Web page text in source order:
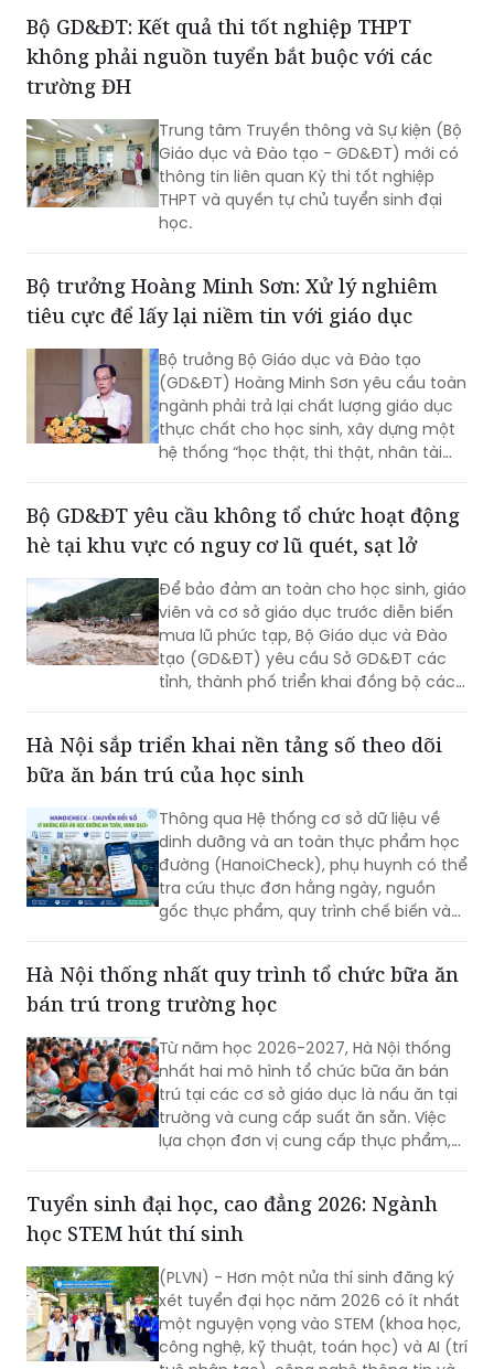
(CSGD) mầm non, tiểu học, trung học
cơ sở, trung học phổ thông và trường
chuyên biệt công lập trên địa bàn.
Bộ GD&ĐT: Kết quả thi tốt nghiệp THPT
không phải nguồn tuyển bắt buộc với các
trường ĐH
Trung tâm Truyền thông và Sự kiện (Bộ
Giáo dục và Đào tạo - GD&ĐT) mới có
THPT và quyền tự chủ tuyển sinh đại
học.
Bộ trưởng Hoàng Minh Sơn: Xử lý nghiêm
tiêu cực để lấy lại niềm tin với giáo dục
Bộ trưởng Bộ Giáo dục và Đào tạo
(GD&ĐT) Hoàng Minh Sơn yêu cầu toàn
thực chất cho học sinh, xây dựng một
hệ thống “học thật, thi thật, nhân tài
thật, giá trị thật”; chấm dứt triệt để tình
trạng nâng điểm, làm đẹp học bạ để
chạy theo thành tích.
Bộ GD&ĐT yêu cầu không tổ chức hoạt động
hè tại khu vực có nguy cơ lũ quét, sạt lở
Để bảo đảm an toàn cho học sinh, giáo
viên và cơ sở giáo dục trước diễn biến
tạo (GD&ĐT) yêu cầu Sở GD&ĐT các
tỉnh, thành phố triển khai đồng bộ các
biện pháp ứng phó, trong đó tuyệt đối
không tổ chức hoạt động giáo dục, sinh
hoạt hè, trải nghiệm tại khu vực có
nguy cơ xảy ra lũ quét, sạt lở đất, ngập
lụt.
Hà Nội sắp triển khai nền tảng số theo dõi
bữa ăn bán trú của học sinh
Thông qua Hệ thống cơ sở dữ liệu về
dinh dưỡng và an toàn thực phẩm học
tra cứu thực đơn hằng ngày, nguồn
gốc thực phẩm, quy trình chế biến và
theo dõi toàn bộ hoạt động bữa ăn bán
Hà Nội thống nhất quy trình tổ chức bữa ăn
bán trú trong trường học
Từ năm học 2026-2027, Hà Nội thống
nhất hai mô hình tổ chức bữa ăn bán
trường và cung cấp suất ăn sẵn. Việc
lựa chọn đơn vị cung cấp thực phẩm,
suất ăn phải được thực hiện công khai,
minh bạch, có sự giám sát của chính
quyền địa phương, nhà trường và phụ
huynh.
Tuyển sinh đại học, cao đẳng 2026: Ngành
học STEM hút thí sinh
(PLVN) - Hơn một nửa thí sinh đăng ký